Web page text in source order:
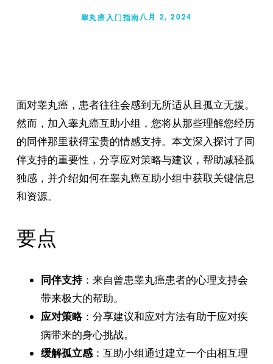
睾丸癌入门指南八月 2, 2024
面对睾丸癌，患者往往会感到无所适从且孤立无援。
然而，加入睾丸癌互助小组，您将从那些理解您经历
的同伴那里获得宝贵的情感支持。本文深入探讨了同
伴支持的重要性，分享应对策略与建议，帮助减轻孤
独感，并介绍如何在睾丸癌互助小组中获取关键信息
和资源。
要点
同伴支持：来自曾患睾丸癌患者的心理支持会
带来极大的帮助。
应对策略：分享建议和应对方法有助于应对疾
病带来的身心挑战。
缓解孤立感：互助小组通过建立一个由相互理